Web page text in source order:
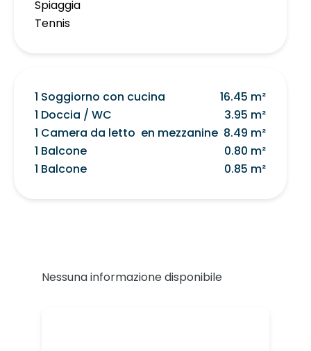
Spiaggia
Tennis
1 Soggiorno con cucina
16.45 m²
1 Doccia / WC
3.95 m²
1 Camera da letto en mezzanine 8.49 m²
1 Balcone
0.80 m²
1 Balcone
0.85 m²
Nessuna informazione disponibile